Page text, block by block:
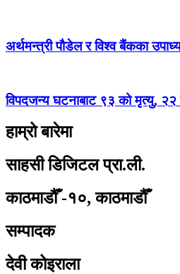
अर्थमन्त्री पौडेल र विश्व बैंकका
विपदजन्य घटनाबाट ९३ को मृत्यु, २२
हाम्रो बारेमा
साहसी डिजिटल प्रा.ली.
काठमाडौँ -१०, काठमाडौँ
सम्पादक
देवी कोइराला